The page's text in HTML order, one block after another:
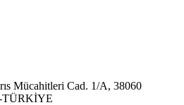
Mücahitleri Cad. 1/A, 38060
TÜRKİYE